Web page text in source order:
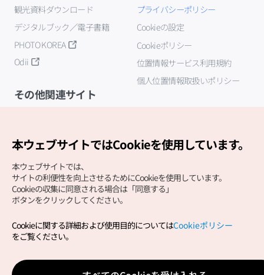
観光資料ダウンロード
デジタルブック／電子書籍
PHOTO KOREA
Odii
プライバシーポリシー
Cookieの設定
Cookieポリシー
位置情報サービス利用規約
個人位置情報取扱いポリシー
その他関連サイト
Copyright (c) Korea Tourism Organization All Rights
サイトエラー報告公式メール
japanese@knto.or.kr
本ウェブサイトではCookieを使用しています。
本ウェブサイトでは、
サイトの利便性を向上させるためにCookieを使用しています。
Cookieの収集に同意される場合は「同意する」
ボタンをクリックしてください。
Cookieに関する詳細および使用目的についてはCookieポリシー
をご覧ください。